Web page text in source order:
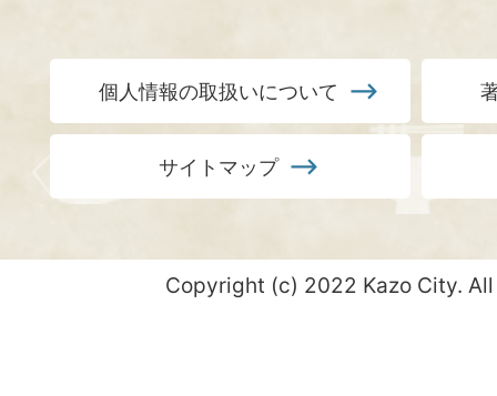
個人情報の取扱いについて
サイトマップ
Copyright (c) 2022 Kazo City.